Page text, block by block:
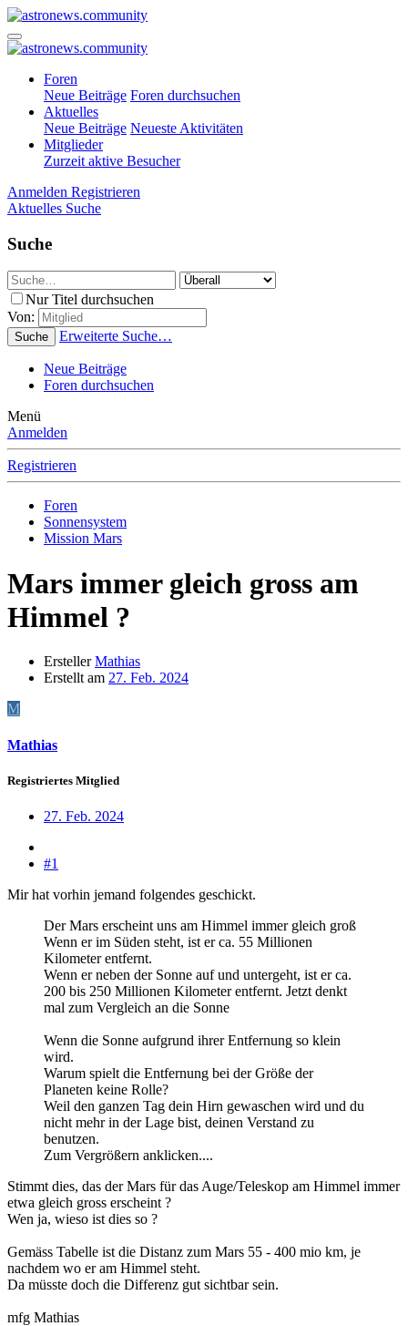
Foren
Neue Beiträge Foren durchsuchen
Aktuelles
Neue Beiträge Neueste Aktivitäten
Mitglieder
Zurzeit aktive Besucher
Anmelden Registrieren
Aktuelles Suche
Suche
Nur Titel durchsuchen
Von:
Suche Erweiterte Suche…
Neue Beiträge
Foren durchsuchen
Menü
Anmelden
Registrieren
Foren
Sonnensystem
Mission Mars
Mars immer gleich gross am
Himmel ?
Ersteller Mathias
Erstellt am 27. Feb. 2024
M
Mathias
Registriertes Mitglied
27. Feb. 2024
#1
Mir hat vorhin jemand folgendes geschickt.
Der Mars erscheint uns am Himmel immer gleich groß
Wenn er im Süden steht, ist er ca. 55 Millionen
Kilometer entfernt.
Wenn er neben der Sonne auf und untergeht, ist er ca.
200 bis 250 Millionen Kilometer entfernt. Jetzt denkt
mal zum Vergleich an die Sonne
Wenn die Sonne aufgrund ihrer Entfernung so klein
wird.
Warum spielt die Entfernung bei der Größe der
Planeten keine Rolle?
Weil den ganzen Tag dein Hirn gewaschen wird und du
nicht mehr in der Lage bist, deinen Verstand zu
benutzen.
Zum Vergrößern anklicken....
Stimmt dies, das der Mars für das Auge/Teleskop am Himmel immer
etwa gleich gross erscheint ?
Wen ja, wieso ist dies so ?
Gemäss Tabelle ist die Distanz zum Mars 55 - 400 mio km, je
nachdem wo er am Himmel steht.
Da müsste doch die Differenz gut sichtbar sein.
mfg Mathias